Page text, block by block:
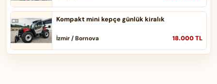
Kompakt mini kepçe günlük kiralık
18.000 TL
İzmir / Bornova